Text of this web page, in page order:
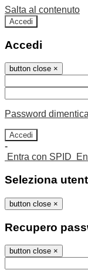
Salta al contenuto
Accedi
Accedi
button close ×
Password
-
Entra con SPID
Seleziona
button close ×
Recupero
button close ×